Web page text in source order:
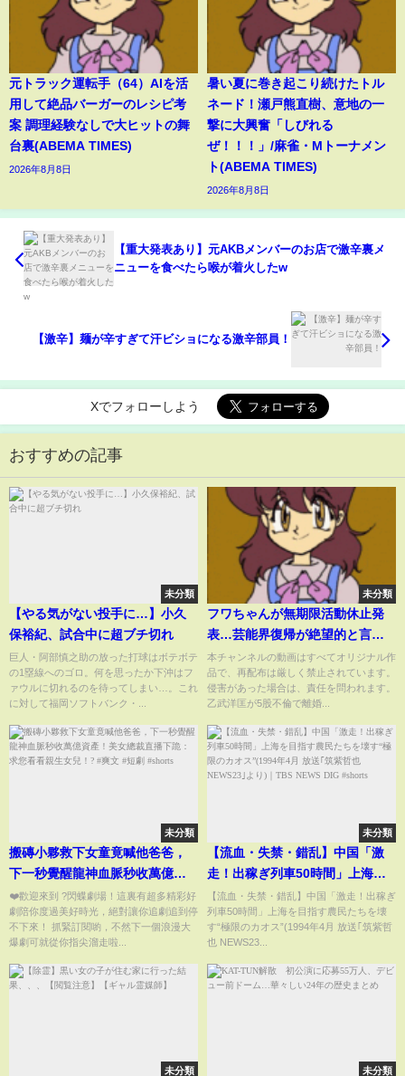
元トラック運転手（64）AIを活
用して絶品バーガーのレシピ考
案 調理経験なしで大ヒットの舞
台裏(ABEMA TIMES)
2026年8月8日
暑い夏に巻き起こり続けたトル
ネード！瀬戸熊直樹、意地の一
撃に大興奮「しびれる
ぜ！！！」/麻雀・Mトーナメン
ト(ABEMA TIMES)
2026年8月8日
【重大発表あり】元AKBメンバーのお店で激辛裏メ
ニューを食べたら喉が着火したw
【激辛】麺が辛すぎて汗ビショになる激辛部員！
Xでフォローしよう
おすすめの記事
未分類
【やる気がない投手に…】小久
保裕紀、試合中に超ブチ切れ
巨人・阿部慎之助の放った打球はボテボテ
の1塁線へのゴロ。何を思ったか下沖はフ
ァウルに切れるのを待ってしまい…。これ
に対して福岡ソフトバンク・...
未分類
フワちゃんが無期限活動休止発
表…芸能界復帰が絶望的と言わ
れる真相に言葉を失う！！やす
子に誹謗中傷で大炎上となった
無礼芸人がフワちゃん やす子に
本チャンネルの動画はすべてオリジナル作
品で、再配布は厳しく禁止されています。
侵害があった場合は、責任を問われます。
乙武洋匡が5股不倫で離婚...
未分類
搬磚小夥救下女童竟喊他爸爸，
下一秒覺醒龍神血脈秒收萬億資
產！美女總裁直播下跪：求您看
看親生女兒！? #爽文 #短劇
#shorts
❤️歡迎來到 ?閃蝶劇場！這裏有超多精彩好
劇陪你度過美好時光，絕對讓你追劇追到停
不下來！ 抓緊訂閱喲，不然下一個浪漫大
爆劇可就從你指尖溜走啦...
未分類
【流血・失禁・錯乱】中国「激
走！出稼ぎ列車50時間」上海を
目指す農民たちを壊す“極限のカ
オス”(1994年4月 放送｢筑紫哲也
NEWS23｣より)｜TBS NEWS
【流血・失禁・錯乱】中国「激走！出稼ぎ
列車50時間」上海を目指す農民たちを壊
す“極限のカオス”(1994年4月 放送｢筑紫哲
也 NEWS23...
未分類 未分類